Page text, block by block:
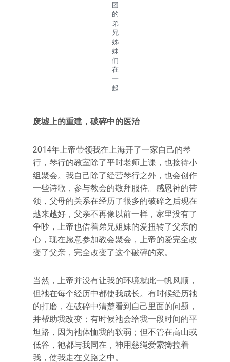
团
的
弟
兄
姊
妹
们
在
一
起
废墟上的重建，破碎中的医治
2014年上帝带领我在上海开了一家自己的琴
行，琴行的教室除了平时老师上课，也接待小
组聚会。我自己除了经营琴行之外，也会创作
一些诗歌，参与教会的敬拜服侍。感恩神的带
领，父母的关系在经历了很多的破碎之后现在
越来越好，父亲不再像以前一样，家里没有了
争吵，上帝也借着弟兄姐妹的爱扭转了父亲的
心，现在愿意参加教会聚会，上帝的爱完全改
变了父亲，完全改变了这个破碎的家。
当然，上帝并没有让我的环境就此一帆风顺，
但祂在每个经历中都使我成长。有时候经历祂
的打磨，在破碎中清楚看到自己里面的问题，
并帮助我改变；有时候祂会给我一段时间的平
坦路，因为祂体恤我的软弱；但不管在高山或
低谷，祂都与我同在，神用慈绳爱索搀拉着
我，使我走在义路之中。